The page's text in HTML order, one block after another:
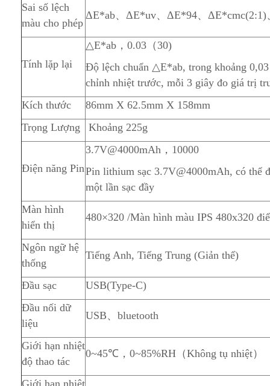
Sai số lệch
màu cho phép
ΔE*ab、ΔE*uv、ΔE*94、
Tính lặp lại
△E*ab，0.03（30)
Độ lệch chuẩn △E*ab, trong khoảng
chỉnh nhiệt trước, mỗi 3 giây đo giá trị
Kích thước
86mm X 62.5mm X 158mm
Trọng Lượng
Khoảng 225g
Điện năng Pin
3.7V@4000mAh，10000
Pin lithium sạc 3.7V@4000mAh, có thể
một lần sạc đầy
Màn hình
hiển thị
480×320 /Màn hình màu IPS 480x320
Ngôn ngữ hệ
thống
Tiếng Anh, Tiếng Trung (Giản thể)
Đầu sạc
USB(Type-C)
Đầu nối dữ
liệu
USB、bluetooth
Giới hạn nhiệt
độ thao tác
0~45℃，0~85%RH（Không tụ nhiệt）
Giới hạn nhiệt